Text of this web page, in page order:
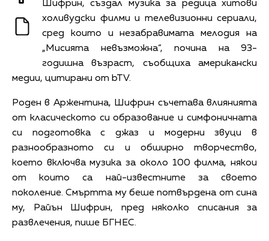
Шифрин, създал музика за редица хитови
холивудски филми и телевизионни сериали,
сред които и незабравимата мелодия на
„Мисията невъзможна“, почина на 93-
годишна възраст, съобщиха американски
медии, цитирани от bTV.
Роден в Аржентина, Шифрин съчетава влиянията
от класическото си образование и симфоничната
си подготовка с джаз и модерни звуци в
разнообразното си и обширно творчество,
което включва музика за около 100 филма, някои
от които са най-известните за своето
поколение. Смъртта му беше потвърдена от сина
му, Райън Шифрин, пред няколко списания за
развлечения, пише БГНЕС.